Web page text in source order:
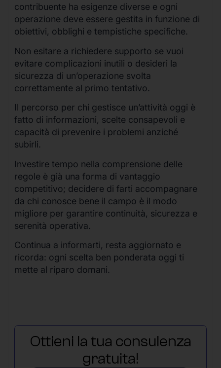
contribuente ha esigenze diverse e ogni
operazione deve essere gestita in funzione di
obiettivi, obblighi e tempistiche specifiche.
Non esitare a richiedere supporto se vuoi
evitare complicazioni inutili o desideri la
sicurezza di un’operazione svolta
correttamente al primo tentativo.
Il percorso per chi gestisce un’attività oggi è
fatto di informazioni, scelte consapevoli e
capacità di prevenire i problemi anziché
subirli.
Investire tempo nella comprensione delle
regole è già una forma di vantaggio
competitivo; decidere di farti accompagnare
da chi conosce bene il campo è il modo
migliore per garantire continuità, sicurezza e
serenità operativa.
Continua a informarti, resta aggiornato e
ricorda: ogni scelta ben ponderata oggi ti
mette al riparo domani.
Ottieni la tua consulenza
gratuita!